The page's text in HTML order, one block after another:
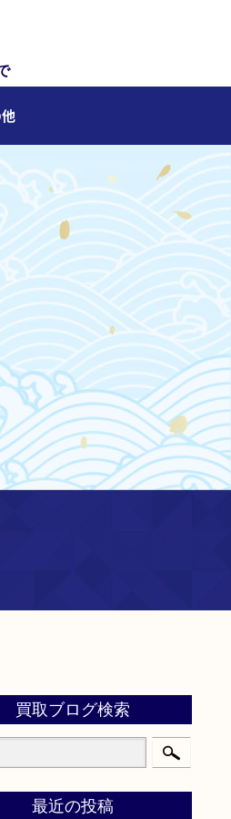
買取ブログ検索
最近の投稿